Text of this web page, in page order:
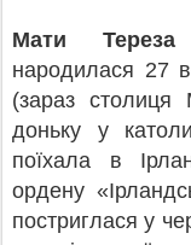
Мати
народилася 27
(зараз
доньку у
поїхала в
ордену
постриглася у